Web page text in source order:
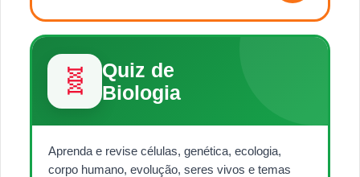
🧬
Quiz de
Biologia
Aprenda e revise células, genética, ecologia,
corpo humano, evolução, seres vivos e temas